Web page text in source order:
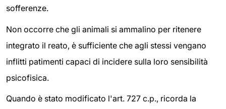
sofferenze.
Non occorre che gli animali si ammalino per ritenere
integrato il reato, è sufficiente che agli stessi vengano
inflitti patimenti capaci di incidere sulla loro sensibilità
psicofisica.
Quando è stato modificato l'art. 727 c.p., ricorda la